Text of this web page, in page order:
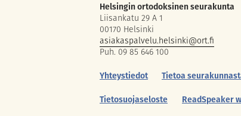
Helsingin ortodoksinen seurakunta
Liisankatu 29 A 1
00170 Helsinki
asiakaspalvelu.helsinki@ort.fi
Puh. 09 85 646 100
Yhteystiedot
Tietoa
Tietosuojaseloste
ReadSpeaker